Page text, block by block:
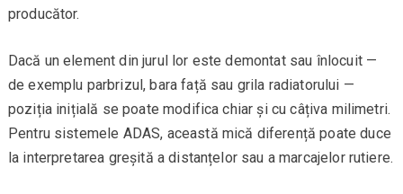
producător.
Dacă un element din jurul lor este demontat sau înlocuit —
de exemplu parbrizul, bara față sau grila radiatorului —
poziția inițială se poate modifica chiar și cu câțiva milimetri.
Pentru sistemele ADAS, această mică diferență poate duce
la interpretarea greșită a distanțelor sau a marcajelor rutiere.